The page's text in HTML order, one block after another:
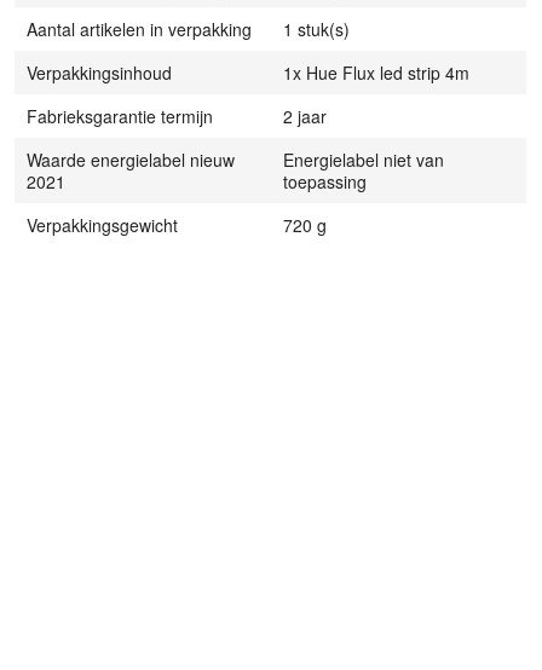
Aantal artikelen in verpakking
1 stuk(s)
Verpakkingsinhoud
1x Hue Flux led strip 4m
Fabrieksgarantie termijn
2 jaar
Waarde energielabel nieuw
2021
Energielabel niet van
toepassing
Verpakkingsgewicht
720 g